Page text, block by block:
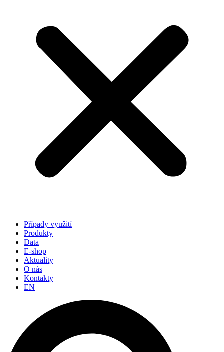
Případy využití
Produkty
Data
E-shop
Aktuality
O nás
Kontakty
EN